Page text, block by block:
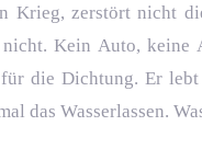
Krieg, zerstört nicht
Kein Auto,
die Dichtung. Er
das Wasserlassen.